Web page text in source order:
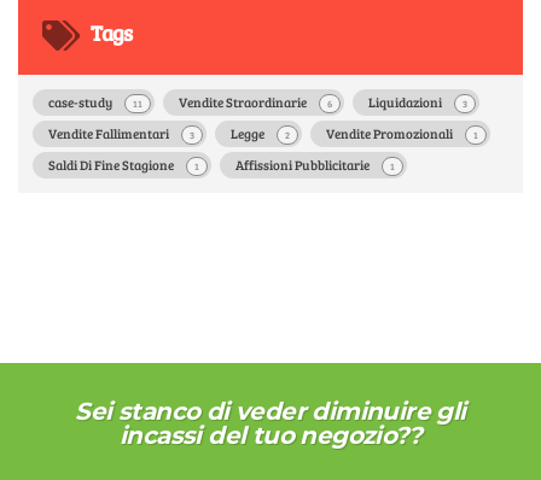
Tags
case-study 11 Vendite Straordinarie 6 Liquidazioni 3
Vendite Fallimentari 3 Legge 2 Vendite Promozionali 1
Saldi Di Fine Stagione 1 Affissioni Pubblicitarie 1
Sei stanco di veder diminuire gli
incassi del tuo negozio??